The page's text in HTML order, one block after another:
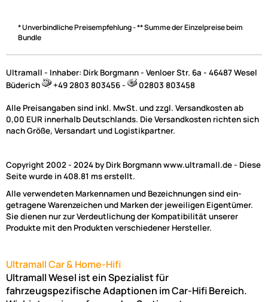
* Unverbindliche Preisempfehlung - ** Summe der Einzelpreise beim
Bundle
Ultramall - Inhaber: Dirk Borgmann - Venloer Str. 6a - 46487 Wesel
Büderich
+49 2803 803456 - 02803 803458
Alle Preisangaben sind inkl. MwSt. und zzgl. Versandkosten ab
0,00 EUR innerhalb Deutschlands. Die Versandkosten richten sich
nach Größe, Versandart und Logistikpartner.
Copyright 2002 - 2024 by Dirk Borgmann www.ultramall.de - Diese
Seite wurde in 408.81 ms erstellt.
Alle verwendeten Markennamen und Bezeichnungen sind ein-
getragene Warenzeichen und Marken der jeweiligen Eigentümer.
Sie dienen nur zur Verdeutlichung der Kompatibilität unserer
Produkte mit den Produkten verschiedener Hersteller.
Ultramall Car & Home-Hifi
Ultramall Wesel ist ein Spezialist für
fahrzeugspezifische Adaptionen im Car-Hifi Bereich.